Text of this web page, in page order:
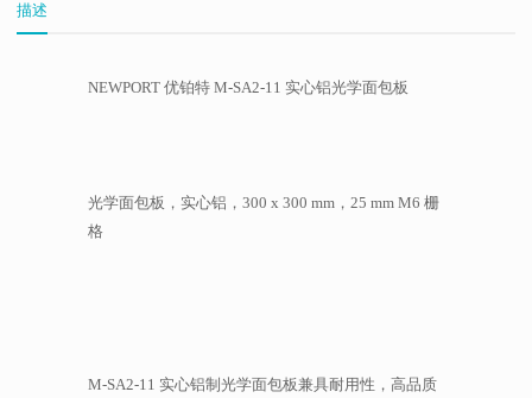
描述
NEWPORT 优铂特 M-SA2-11 实心铝光学面包板
光学面包板，实心铝，300 x 300 mm，25 mm M6 栅
格
M-SA2-11 实心铝制光学面包板兼具耐用性，高品质